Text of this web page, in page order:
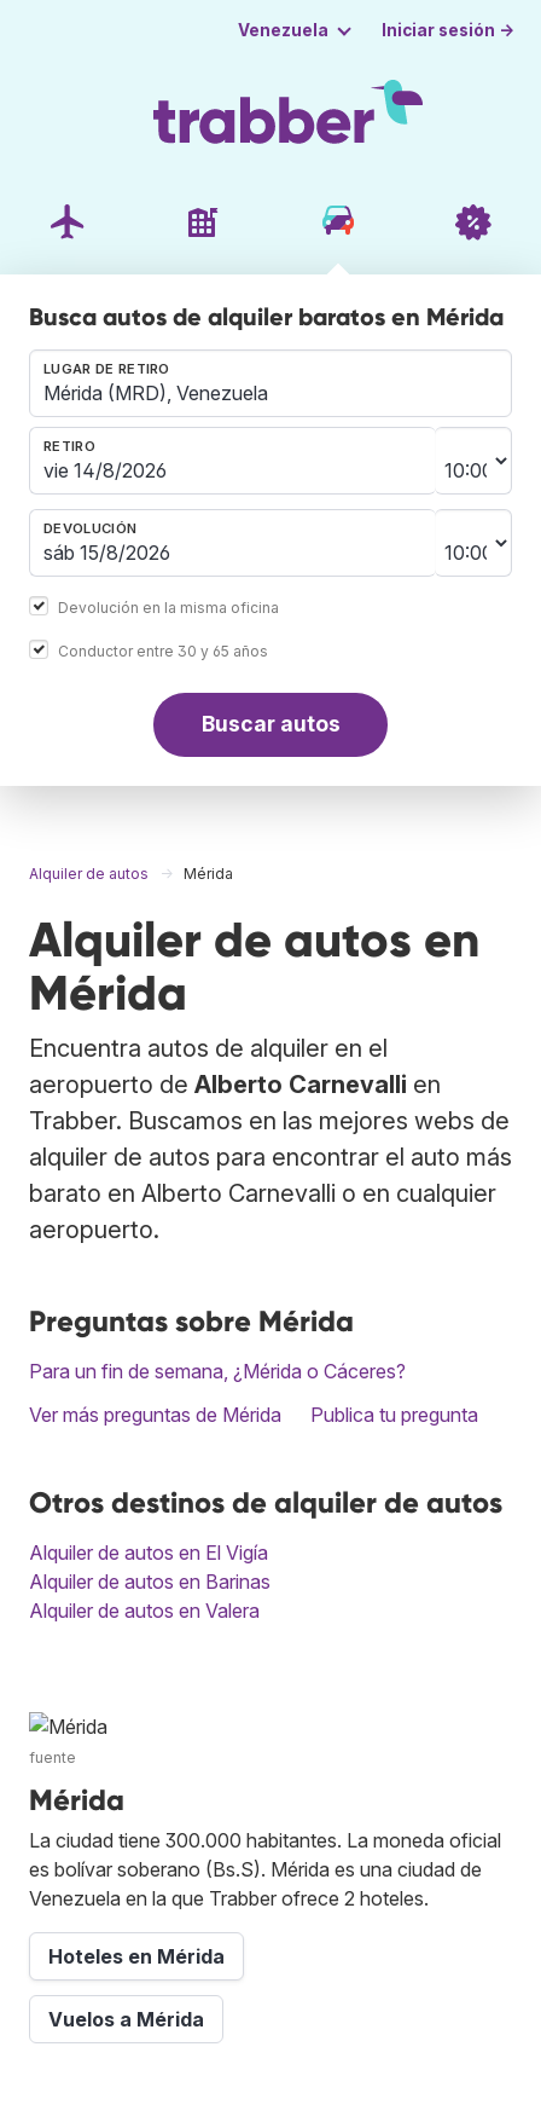
Venezuela Iniciar sesión →
Busca autos de alquiler baratos en Mérida
LUGAR DE RETIRO
RETIRO
DEVOLUCIÓN
Devolución en la misma oficina
Conductor entre 30 y 65 años
Buscar autos
Alquiler de autos Mérida
Alquiler de autos en
Mérida
Encuentra autos de alquiler en el
aeropuerto de Alberto Carnevalli en
Trabber. Buscamos en las mejores webs de
alquiler de autos para encontrar el auto más
barato en Alberto Carnevalli o en cualquier
aeropuerto.
Preguntas sobre Mérida
Para un fin de semana, ¿Mérida o Cáceres?
Ver más preguntas de Mérida
Publica tu pregunta
Otros destinos de alquiler de autos
Alquiler de autos en El Vigía
Alquiler de autos en Barinas
Alquiler de autos en Valera
fuente
Mérida
La ciudad tiene 300.000 habitantes. La moneda oficial
es bolívar soberano (Bs.S). Mérida es una ciudad de
Venezuela en la que Trabber ofrece 2 hoteles.
Hoteles en Mérida
Vuelos a Mérida